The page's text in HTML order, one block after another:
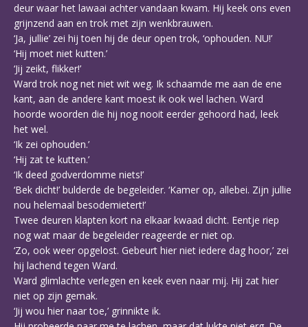
deur waar het lawaai achter vandaan kwam. Hij keek ons even
grijnzend aan en trok met zijn wenkbrauwen.
‘Ja, jullie’ zei hij toen hij de deur open trok, ‘ophouden. NU!’
‘Hij moet niet kutten.’
‘Jij zeikt, flikker!’
Ward trok nog net niet wit weg. Ik schaamde me aan de ene
kant, aan de andere kant moest ik ook wel lachen. Ward
hoorde woorden die hij nog nooit eerder gehoord had, leek
het wel.
‘Ik zei ophouden.’
‘Hij zat te kutten.’
‘Ik deed godverdomme niets!’
‘Bek dicht!’ bulderde de begeleider. ‘Kamer op, allebei. Zijn jullie
nou helemaal besodemietert!’
Twee deuren klapten kort na elkaar kwaad dicht. Eentje riep
nog wat maar de begeleider reageerde er niet op.
‘Zo, ook weer opgelost. Gebeurt hier niet iedere dag hoor,’ zei
hij lachend tegen Ward.
Ward glimlachte verlegen en keek even naar mij. Hij zat hier
niet op zijn gemak.
‘Jij wou hier naar toe,’ grinnikte ik.